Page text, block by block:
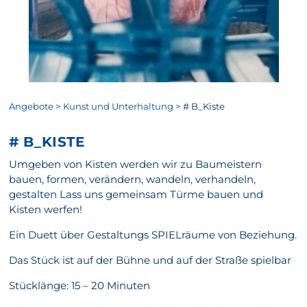
Angebote > Kunst und Unterhaltung ># B_Kiste
# B_KISTE
Umgeben von Kisten werden wir zu Baumeistern
bauen, formen, verändern, wandeln, verhandeln,
gestalten Lass uns gemeinsam Türme bauen und
Kisten werfen!
Ein Duett über Gestaltungs SPIELräume von Beziehung.
Das Stück ist auf der Bühne und auf der Straße spielbar
Stücklänge: 15 – 20 Minuten